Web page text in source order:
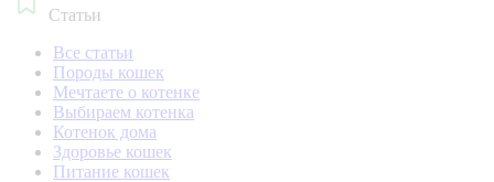
Статьи
Все статьи
Породы кошек
Мечтаете о котенке
Выбираем котенка
Котенок дома
Здоровье кошек
Питание кошек